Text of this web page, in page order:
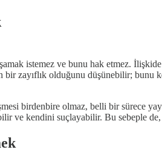
istemez ve bunu hak etmez.
bir zayıflık olduğunu düşünebilir;
birdenbire olmaz, belli bir sürece
ve kendini suçlayabilir. Bu sebeple